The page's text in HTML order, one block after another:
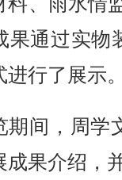
果通过实物
行了展示。
期间，周学
果介绍，